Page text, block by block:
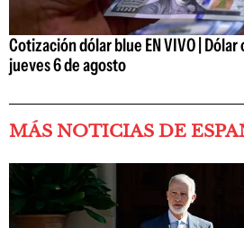
Cotización dólar blue EN VIVO | Dólar
jueves 6 de agosto
MÁS NOTICIAS DE